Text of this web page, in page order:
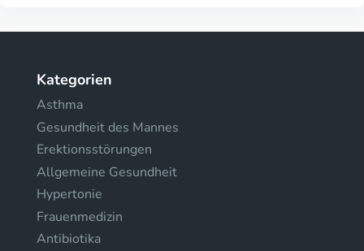
Kategorien
Asthma
Gesundheit des Mannes
Erektionsstörungen
Allgemeine Gesundheit
Hypertonie
Frauenmedizin
Antibiotika